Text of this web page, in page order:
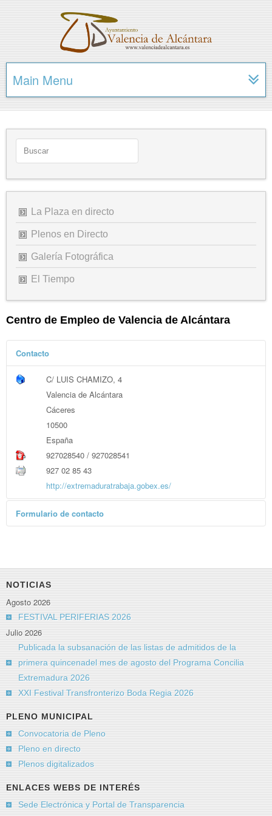
Main Menu
La Plaza en directo
Plenos en Directo
Galería Fotográfica
El Tiempo
Centro de Empleo de Valencia de Alcántara
Contacto
C/ LUIS CHAMIZO, 4
Valencia de Alcántara
Cáceres
10500
España
927028540 / 927028541
927 02 85 43
http://extremaduratrabaja.gobex.es/
Formulario de contacto
Nombre*
Correo electrónico*
Asunto*
NOTICIAS
Agosto 2026
FESTIVAL PERIFERIAS 2026
Julio 2026
Publicada la subsanación de las listas de admitidos de la
primera quincenadel mes de agosto del Programa Concilia
Extremadura 2026
XXI Festival Transfronterizo Boda Regia 2026
PLENO MUNICIPAL
Convocatoria de Pleno
Pleno en directo
Plenos digitalizados
ENLACES WEBS DE INTERÉS
Sede Electrónica y Portal de Transparencia